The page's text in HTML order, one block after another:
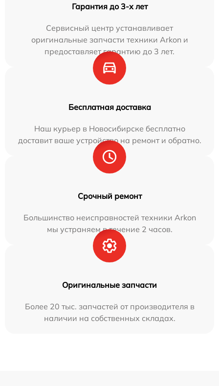
Гарантия до 3-х лет
Сервисный центр устанавливает
оригинальные запчасти техники Arkon и
предоставляет гарантию до 3 лет.
Бесплатная доставка
Наш курьер в Новосибирске бесплатно
доставит ваше устройство на ремонт и обратно.
Срочный ремонт
Большинство неисправностей техники Arkon
мы устраняем в течение 2 часов.
Оригинальные запчасти
Более 20 тыс. запчастей от производителя в
наличии на собственных складах.